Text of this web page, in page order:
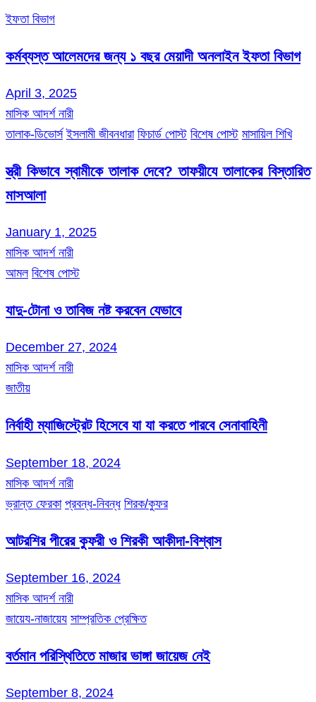
ইফতা বিভাগ
কর্মব্যস্ত আলেমদের জন্য ১ বছর মেয়াদী অনলাইন ইফতা বিভাগ
April 3, 2025
মাসিক আদর্শ নারী
তালাক-ডিভোর্স ইসলামী জীবনধারা ফিচার্ড পোস্ট বিশেষ পোস্ট মাসায়িল শিখি
স্ত্রী কিভাবে স্বামীকে তালাক দেবে? তাফয়ীযে তালাকের বিস্তারিত
মাসআলা
January 1, 2025
মাসিক আদর্শ নারী
আমল বিশেষ পোস্ট
যাদু-টোনা ও তাবিজ নষ্ট করবেন যেভাবে
December 27, 2024
মাসিক আদর্শ নারী
জাতীয়
নির্বাহী ম্যাজিস্ট্রেট হিসেবে যা যা করতে পারবে সেনাবাহিনী
September 18, 2024
মাসিক আদর্শ নারী
ভ্রান্ত ফেরকা প্রবন্ধ-নিবন্ধ শিরক/কুফর
আটরশির পীরের কুফরী ও শিরকী আকীদা-বিশ্বাস
September 16, 2024
মাসিক আদর্শ নারী
জায়েয-নাজায়েয সাম্প্রতিক প্রেক্ষিত
বর্তমান পরিস্থিতিতে মাজার ভাঙ্গা জায়েজ নেই
September 8, 2024